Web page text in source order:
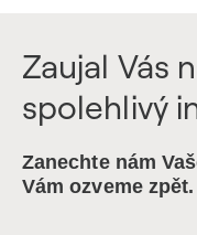
Zaujal Vás
spolehlivý
Zanechte nám
Vám ozveme zpět.